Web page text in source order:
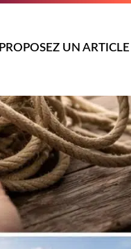
PROPOSEZ UN ARTICLE